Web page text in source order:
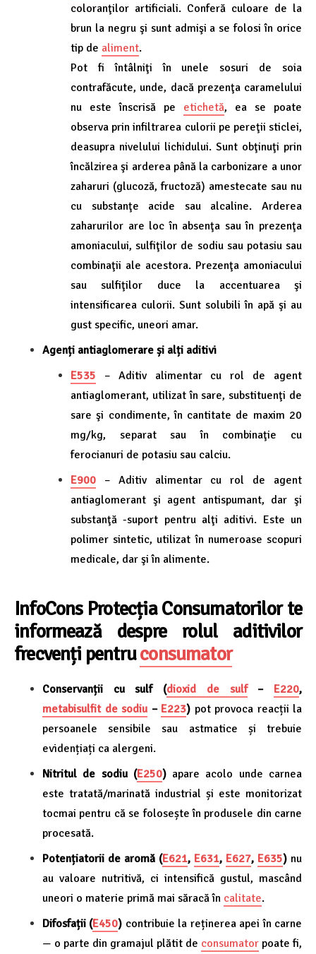
coloranţilor artificiali. Conferă culoare de la
brun la negru şi sunt admişi a se folosi în orice
tip de aliment.
Pot fi întâlniţi în unele sosuri de soia
contrafăcute, unde, dacă prezenţa caramelului
nu este înscrisă pe etichetă, ea se poate
observa prin infiltrarea culorii pe pereţii sticlei,
deasupra nivelului lichidului. Sunt obţinuţi prin
încălzirea şi arderea până la carbonizare a unor
zaharuri (glucoză, fructoză) amestecate sau nu
cu substanţe acide sau alcaline. Arderea
zaharurilor are loc în absenţa sau în prezenţa
amoniacului, sulfiţilor de sodiu sau potasiu sau
combinaţii ale acestora. Prezenţa amoniacului
sau sulfiţilor duce la accentuarea şi
intensificarea culorii. Sunt solubili în apă şi au
gust specific, uneori amar.
Agenți antiaglomerare și alți aditivi
E535 – Aditiv alimentar cu rol de agent
antiaglomerant, utilizat în sare, substituenţi de
sare şi condimente, în cantitate de maxim 20
mg/kg, separat sau în combinaţie cu
ferocianuri de potasiu sau calciu.
E900 – Aditiv alimentar cu rol de agent
antiaglomerant şi agent antispumant, dar şi
substanţă -suport pentru alţi aditivi. Este un
polimer sintetic, utilizat în numeroase scopuri
medicale, dar şi în alimente.
InfoCons Protecția Consumatorilor te
informează despre rolul aditivilor
frecvenți pentruconsumator
Conservanții cu sulf (dioxid de sulf– E220,
metabisulfit de sodiu – E223) pot provoca reacții la
persoanele sensibile sau astmatice și trebuie
evidențiați ca alergeni.
Nitritul de sodiu (E250)apare acolo unde carnea
este tratată/marinată industrial și este monitorizat
tocmai pentru că se folosește în produsele din carne
procesată.
Potențiatorii de aromă (E621, E631, E627, E635) nu
au valoare nutritivă, ci intensifică gustul, mascând
uneori o materie primă mai săracă în calitate.
Difosfații (E450) contribuie la reținerea apei în carne
— o parte din gramajul plătit de consumator poate fi,